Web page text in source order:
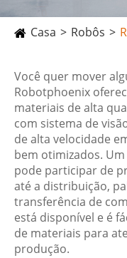
Casa Robôs
Você quer mover
Robotphoenix
materiais de alta
com sistema de
de alta velocidade
bem otimizados.
pode participar de
até a distribuição,
transferência de
está disponível e é
de materiais para
produção.